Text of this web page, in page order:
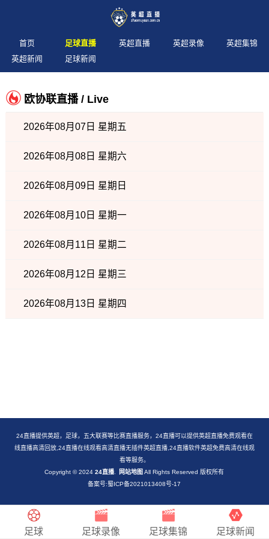
首页 足球直播 英超直播 英超录像
英超集锦
英超新闻
足球新闻
欧协联直播 / Live
2026年08月07日 星期五
2026年08月08日 星期六
2026年08月09日 星期日
2026年08月10日 星期一
2026年08月11日 星期二
2026年08月12日 星期三
2026年08月13日 星期四
24直播提供英超，足球，五大联赛等比赛直播服务，24直播可以提供英超直播免费观看在
线直播高清回放,24直播在线观看高清直播无插件英超直播,24直播软件英超免费高清在线观
看等服务。
Copyright © 202424直播 网站地图 All Rights Reserved 版权所有
备案号:蜀ICP备2021013408号-17
足球 足球录像 足球集锦 足球新闻